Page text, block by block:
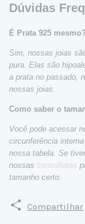
Dúvidas
É Prata 925
Sim, nossas joias
pura. Elas são
a prata no passado,
nossas joias.
Como saber o
Você pode acessar
circunferência
nossa tabela. Se
nossas consultoras
tamanho certo.
Compartilhar